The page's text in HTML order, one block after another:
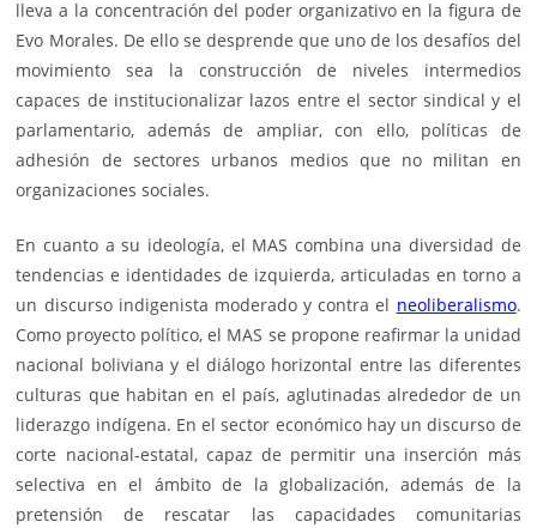
lleva a la concentración del poder organizativo en la figura de
Evo Morales. De ello se desprende que uno de los desafíos del
movimiento sea la construcción de niveles intermedios
capaces de institucionalizar lazos entre el sector sindical y el
parlamentario, además de ampliar, con ello, políticas de
adhesión de sectores urbanos medios que no militan en
organizaciones sociales.
En cuanto a su ideología, el MAS combina una diversidad de
tendencias e identidades de izquierda, articuladas en torno a
un discurso indigenista moderado y contra el neoliberalismo.
Como proyecto político, el MAS se propone reafirmar la unidad
nacional boliviana y el diálogo horizontal entre las diferentes
culturas que habitan en el país, aglutinadas alrededor de un
liderazgo indígena. En el sector económico hay un discurso de
corte nacional-estatal, capaz de permitir una inserción más
selectiva en el ámbito de la globalización, además de la
pretensión de rescatar las capacidades comunitarias